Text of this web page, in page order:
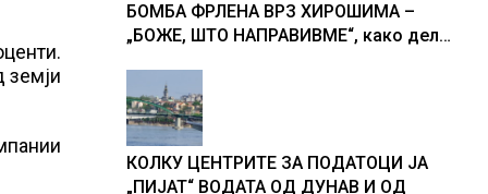
земји
БОМБА ФРЛЕНА ВРЗ ХИРОШИМА –
„БОЖЕ, ШТО НАПРАВИВМЕ“, како дел
учесниците во бомбардирањето го
доживуваа овој настан што го
промени текот на историјата
КОЛКУ ЦЕНТРИТЕ ЗА ПОДАТОЦИ ЈА
„ПИЈАТ“ ВОДАТА ОД ДУНАВ И ОД